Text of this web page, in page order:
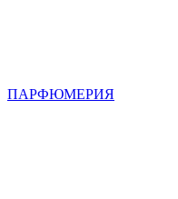
ПАРФЮМЕРИЯ